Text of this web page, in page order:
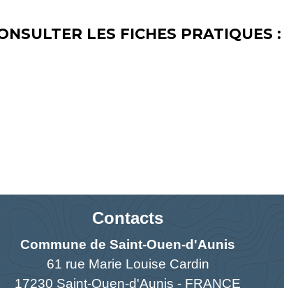
LES FICHES PRATIQUES :
Contacts
Commune de Saint-Ouen-d'Aunis
61 rue Marie Louise Cardin
17230 Saint-Ouen-d'Aunis - FRANCE